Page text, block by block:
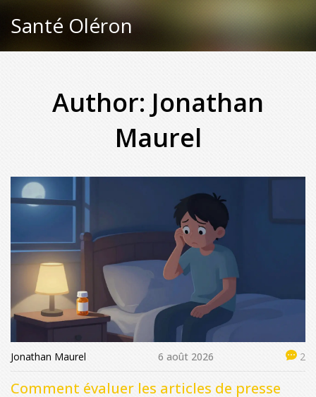
Santé Oléron
Author: Jonathan
Maurel
Jonathan Maurel 6 août 2026 2
Comment évaluer les articles de presse